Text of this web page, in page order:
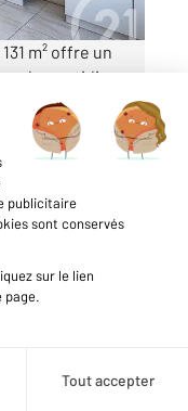
m² offre un
le quotidien
Dès
cuisine
parfaite